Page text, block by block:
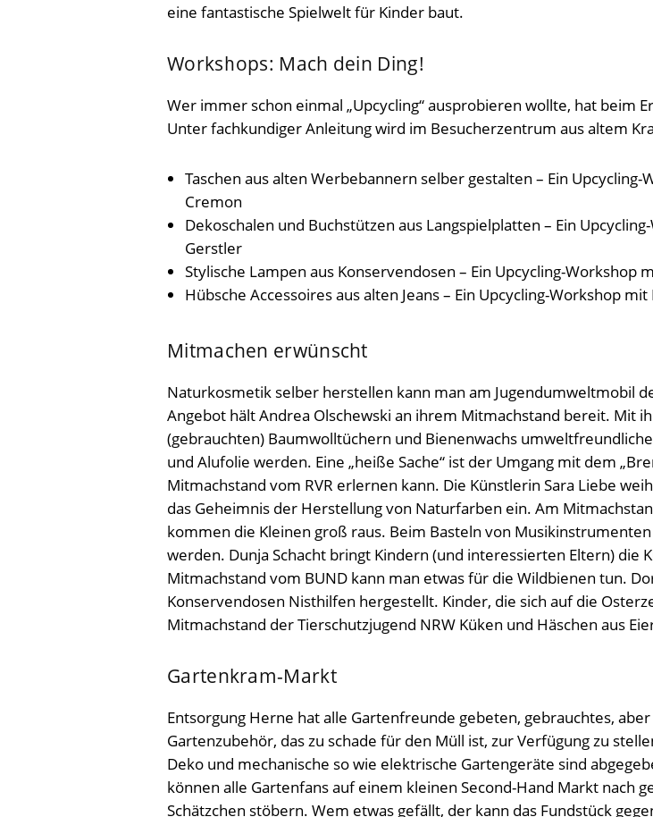
eine fantastische Spielwelt für Kinder baut.
Workshops: Mach dein Ding!
Wer immer schon einmal „Upcycling“ ausprobieren wollte, hat beim
Unter fachkundiger Anleitung wird im Besucherzentrum aus altem
Taschen aus alten Werbebannern selber gestalten – Ein Upcycling-
Cremon
Dekoschalen und Buchstützen aus Langspielplatten – Ein
Gerstler
Stylische Lampen aus Konservendosen – Ein Upcycling-Workshop
Hübsche Accessoires aus alten Jeans – Ein Upcycling-Workshop mit
Mitmachen erwünscht
Naturkosmetik selber herstellen kann man am Jugendumweltmobil
Angebot hält Andrea Olschewski an ihrem Mitmachstand bereit. Mit
(gebrauchten) Baumwolltüchern und Bienenwachs
und Alufolie werden. Eine „heiße Sache“ ist der Umgang mit dem
Mitmachstand vom RVR erlernen kann. Die Künstlerin Sara Liebe
das Geheimnis der Herstellung von Naturfarben ein. Am
kommen die Kleinen groß raus. Beim Basteln von
werden. Dunja Schacht bringt Kindern (und interessierten Eltern) die
Mitmachstand vom BUND kann man etwas für die Wildbienen tun.
Konservendosen Nisthilfen hergestellt. Kinder, die sich auf die
Mitmachstand der Tierschutzjugend NRW Küken und Häschen aus
Gartenkram-Markt
Entsorgung Herne hat alle Gartenfreunde gebeten, gebrauchtes,
Gartenzubehör, das zu schade für den Müll ist, zur Verfügung zu
Deko und mechanische so wie elektrische Gartengeräte sind
können alle Gartenfans auf einem kleinen Second-Hand Markt nach
Schätzchen stöbern. Wem etwas gefällt, der kann das Fundstück